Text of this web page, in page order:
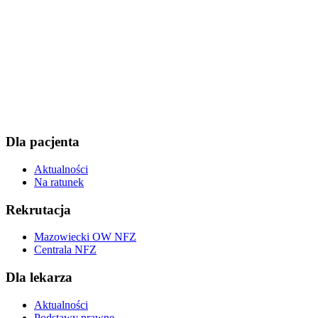
Dla pacjenta
Aktualności
Na ratunek
Rekrutacja
Mazowiecki OW NFZ
Centrala NFZ
Dla lekarza
Aktualności